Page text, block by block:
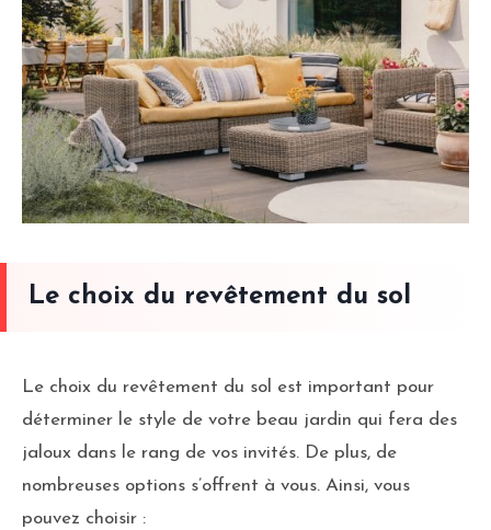
Le choix du revêtement du sol
Le choix du revêtement du sol est important pour
déterminer le style de votre beau jardin qui fera des
jaloux dans le rang de vos invités. De plus, de
nombreuses options s’offrent à vous. Ainsi, vous
pouvez choisir :